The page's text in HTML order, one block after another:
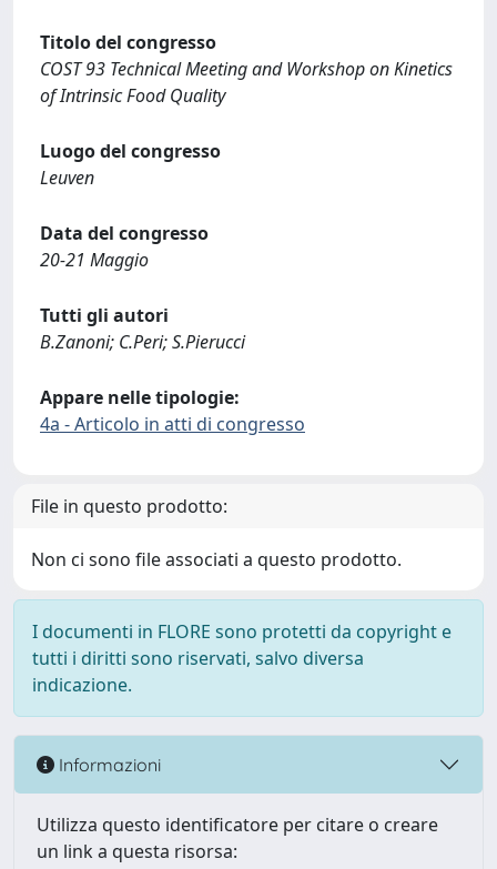
Titolo del congresso
COST 93 Technical Meeting and Workshop on Kinetics
of Intrinsic Food Quality
Luogo del congresso
Leuven
Data del congresso
20-21 Maggio
Tutti gli autori
B.Zanoni; C.Peri; S.Pierucci
Appare nelle tipologie:
4a - Articolo in atti di congresso
File in questo prodotto:
Non ci sono file associati a questo prodotto.
I documenti in FLORE sono protetti da copyright e
tutti i diritti sono riservati, salvo diversa
indicazione.
Informazioni
Utilizza questo identificatore per citare o creare
un link a questa risorsa: